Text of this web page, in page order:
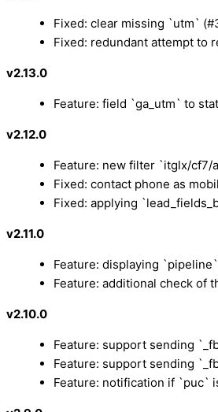
Fixed: clear missing `utm`
Fixed: redundant attempt to
v2.13.0
Feature: field `ga_utm` to
v2.12.0
Feature: new filter `itglx/
Fixed: contact phone as
Fixed: applying
v2.11.0
Feature: displaying
Feature: additional check of
v2.10.0
Feature: support sending
Feature: support sending
Feature: notification if `puc`